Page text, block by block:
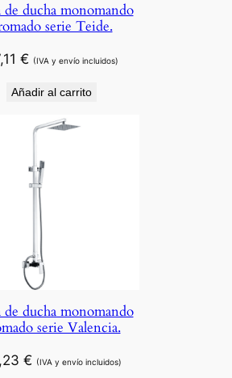
de ducha monomando
serie Teide.
€ (IVA y envío incluidos)
Añadir al carrito
de ducha monomando
serie Valencia.
€ (IVA y envío incluidos)